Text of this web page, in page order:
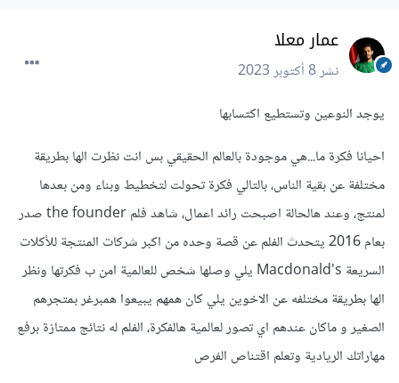
عمار معلا
نشر8 أكتوبر 2023
يوجد النوعين وتستطيع اكتسابها
احيانا فكرة ما...هي موجودة بالعالم الحقيقي بس انت نظرت الها بطريقة
مختلفة عن بقية الناس، بالتالي فكرة تحولت لتخطيط وبناء ومن بعدها
لمنتج، وعند هالحالة اصبحت رائد اعمال، شاهد فلم the founder صدر
بعام 2016 يتحدث الفلم عن قصة وحده من اكبر شركات المنتجة للأكلات
السريعة Macdonald's يلي وصلها شخص للعالمية امن ب فكرتها ونظر
الها بطريقة مختلفه عن الاخوين يلي كان همهم يبيعوا همبرغر بمتجرهم
الصغير و ماكان عندهم اي تصور لعالمية هالفكرة، الفلم له نتائج ممتازة برفع
مهاراتك الريادية وتعلم اقتناص الفرص